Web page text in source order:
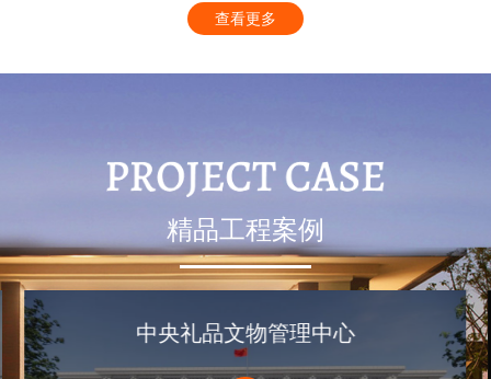
查看更多
精品工程案例
中央礼品文物管理中心